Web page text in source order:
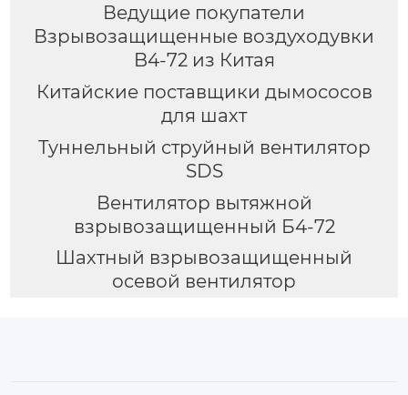
Ведущие покупатели
Взрывозащищенные воздуходувки
B4-72 из Китая
Китайские поставщики дымососов
для шахт
Туннельный струйный вентилятор
SDS
Вентилятор вытяжной
взрывозащищенный Б4-72
Шахтный взрывозащищенный
осевой вентилятор